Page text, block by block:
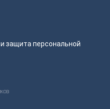
защита персональной